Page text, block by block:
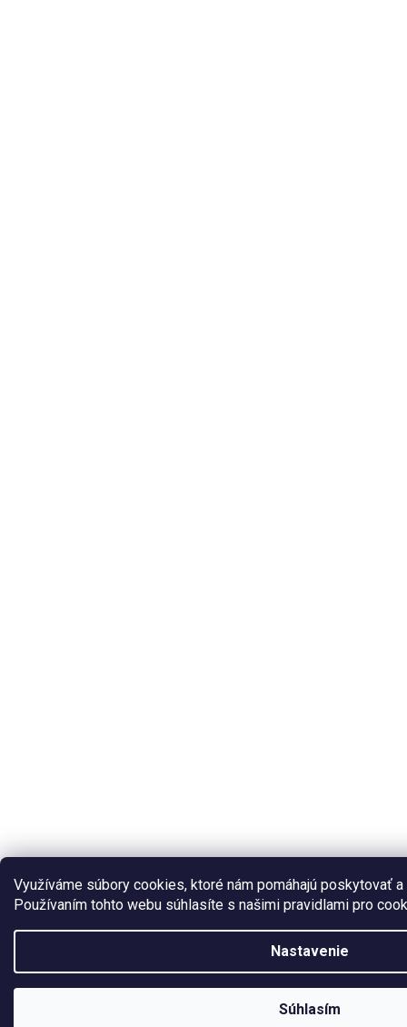
Využíváme súbory cookies, ktoré nám pomáhajú poskytovať
Používaním tohto webu súhlasíte s našimi pravidlami pro
Nastavenie
Súhlasím
V dňoch 03.08.2026 – 09.08.2026 bude predajňa EZVAR – zváracia
zatvorená. Objednávky prijaté v tomto období budú vybavené po